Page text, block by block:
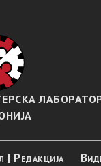
| Редакција